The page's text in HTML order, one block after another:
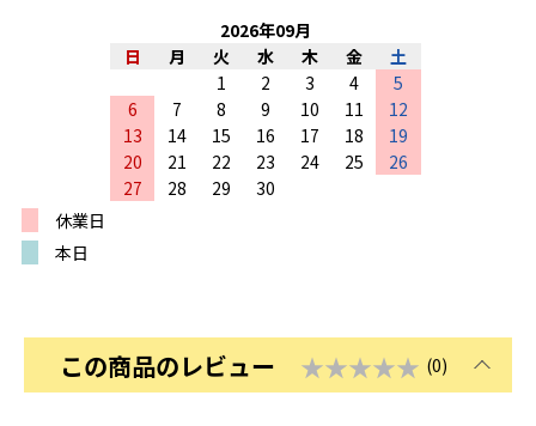
2026年09月
日
月 火 水 木 金
土
1
2 3 4
5
6
7 8 9 10 11
12
13
14 15 16 17 18
19
20
21 22 23 24 25
26
27
28 29
30
休業日
本日
この商品のレビュー ★★★★★ (0)